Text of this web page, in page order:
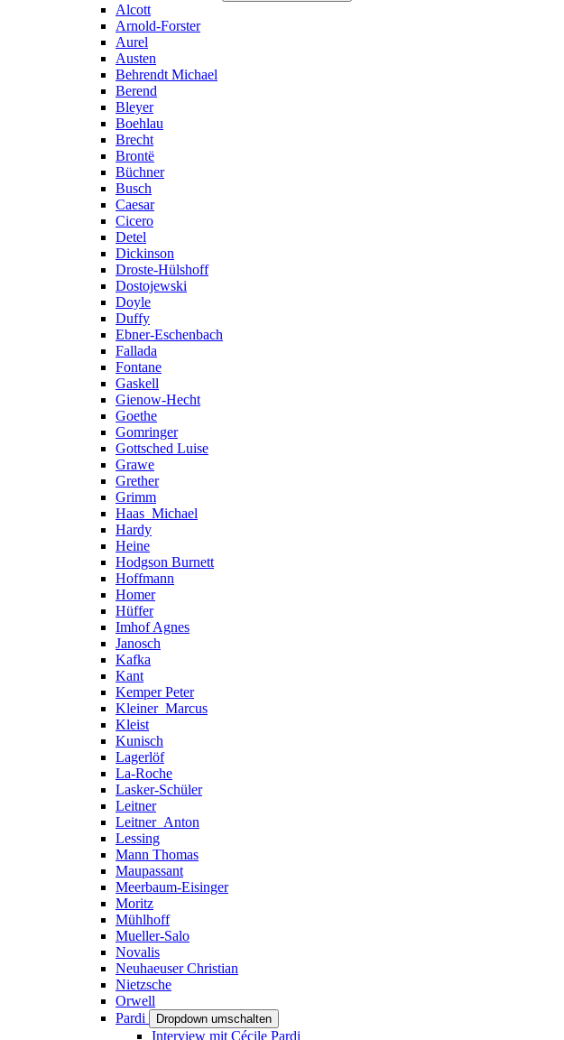
Alcott
Arnold-Forster
Aurel
Austen
Behrendt Michael
Berend
Bleyer
Boehlau
Brecht
Brontë
Büchner
Busch
Caesar
Cicero
Detel
Dickinson
Droste-Hülshoff
Dostojewski
Doyle
Duffy
Ebner-Eschenbach
Fallada
Fontane
Gaskell
Gienow-Hecht
Goethe
Gomringer
Gottsched Luise
Grawe
Grether
Grimm
Haas_Michael
Hardy
Heine
Hodgson Burnett
Hoffmann
Homer
Hüffer
Imhof Agnes
Janosch
Kafka
Kant
Kemper Peter
Kleiner_Marcus
Kleist
Kunisch
Lagerlöf
La-Roche
Lasker-Schüler
Leitner
Leitner_Anton
Lessing
Mann Thomas
Maupassant
Meerbaum-Eisinger
Moritz
Mühlhoff
Mueller-Salo
Novalis
Neuhaeuser Christian
Nietzsche
Orwell
Pardi
Dropdown umschalten
Interview mit Cécile Pardi